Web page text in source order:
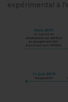
expérimental à